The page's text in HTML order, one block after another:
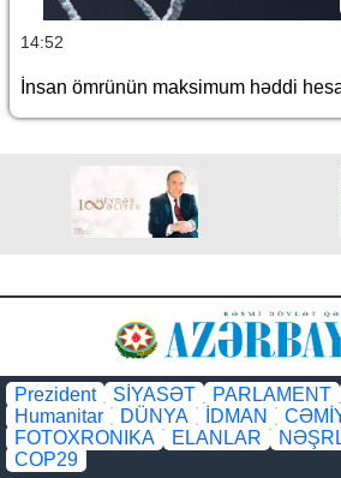
14:52
İnsan ömrünün maksimum həddi
Prezident SİYASƏT PARLAMENT
Humanitar
DÜNYA İDMAN
FOTOXRONIKA
ELANLAR
COP29